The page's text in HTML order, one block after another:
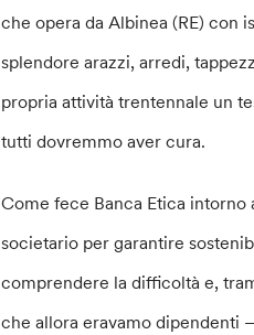
che opera da Albinea (RE) con
splendore arazzi, arredi,
propria attività trentennale un
tutti dovremmo aver cura.
Come fece Banca Etica intorno
societario per garantire
comprendere la difficoltà e,
che allora eravamo dipendenti